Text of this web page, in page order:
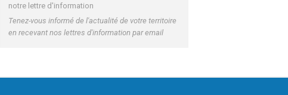
notre lettre d'information
Tenez-vous informé de l'actualité de votre territoire
en recevant nos lettres d'information par email